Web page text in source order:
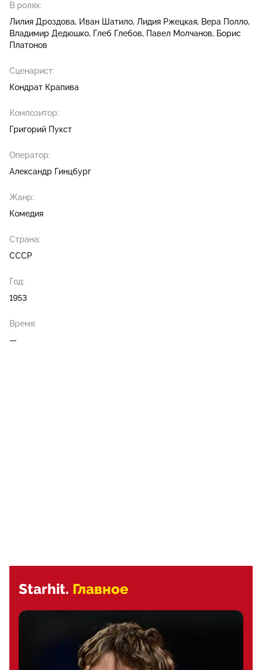
В ролях:
Лилия Дроздова Иван Шатило Лидия Ржецкая Вера Полло
Владимир Дедюшко Глеб Глебов Павел Молчанов
Борис
Платонов
Сценарист:
Кондрат Крапива
Композитор:
Григорий Пукст
Оператор:
Александр Гинцбург
Жанр:
Комедия
Страна:
СССР
Год:
1953
Время:
—
Starhit. Главное